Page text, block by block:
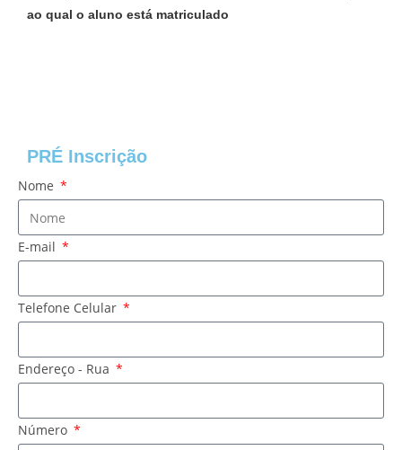
ao qual o aluno está matriculado
PRÉ Inscrição
Nome
E-mail
Telefone Celular
Endereço - Rua
Número